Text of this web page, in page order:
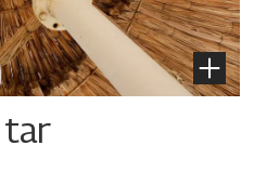
tar